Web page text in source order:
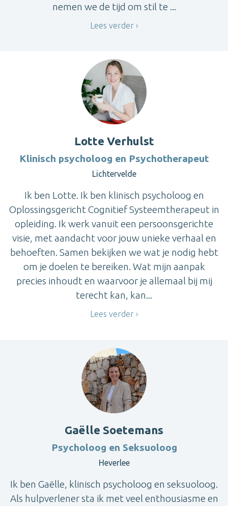
nemen we de tijd om stil te ...
Lees verder
Lotte Verhulst
Klinisch psycholoog en Psychotherapeut
Lichtervelde
Ik ben Lotte. Ik ben klinisch psycholoog en
Oplossingsgericht Cognitief Systeemtherapeut in
opleiding. Ik werk vanuit een persoonsgerichte
visie, met aandacht voor jouw unieke verhaal en
behoeften. Samen bekijken we wat je nodig hebt
om je doelen te bereiken. Wat mijn aanpak
precies inhoudt en waarvoor je allemaal bij mij
terecht kan, kan...
Lees verder
Gaëlle Soetemans
Psycholoog en Seksuoloog
Heverlee
Ik ben Gaëlle, klinisch psycholoog en seksuoloog.
Als hulpverlener sta ik met veel enthousiasme en